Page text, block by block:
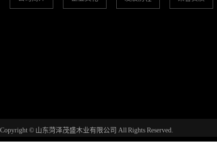
Copyright © 山东菏泽茂盛木业有限公司 All Rights Reserved.